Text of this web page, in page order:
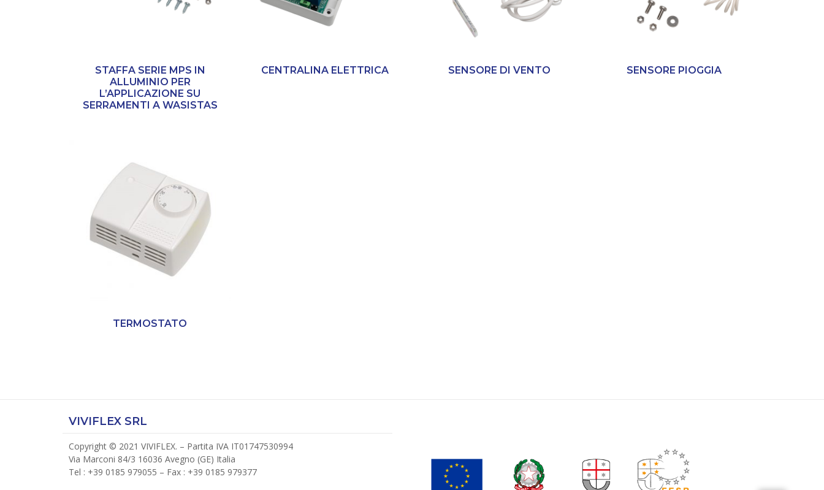
STAFFA SERIE MPS IN
ALLUMINIO PER
L’APPLICAZIONE SU
SERRAMENTI A WASISTAS
CENTRALINA ELETTRICA SENSORE DI VENTO SENSORE PIOGGIA
TERMOSTATO
VIVIFLEX SRL
Copyright © 2021 VIVIFLEX. – Partita IVA IT01747530994
Via Marconi 84/3 16036 Avegno (GE) Italia
Tel : +39 0185 979055 – Fax : +39 0185 979377